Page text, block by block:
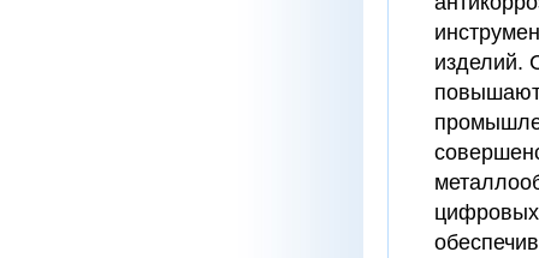
изделий.
цифровых